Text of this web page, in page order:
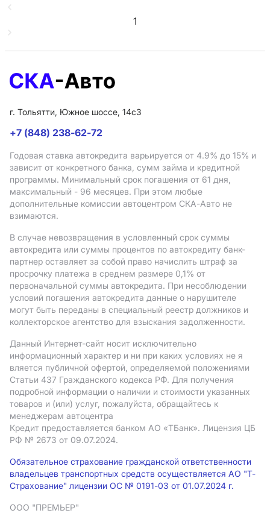
1
г. Тольятти, Южное шоссе, 14с3
+7 (848) 238-62-72
Годовая ставка автокредита варьируется от 4.9% до 15% и
зависит от конкретного банка, сумм займа и кредитной
программы. Минимальный срок погашения от 61 дня,
максимальный - 96 месяцев. При этом любые
дополнительные комиссии автоцентром СКА-Авто не
взимаются.
В случае невозвращения в условленный срок суммы
автокредита или суммы процентов по автокредиту банк-
партнер оставляет за собой право начислить штраф за
просрочку платежа в среднем размере 0,1% от
первоначальной суммы автокредита. При несоблюдении
условий погашения автокредита данные о нарушителе
могут быть переданы в специальный реестр должников и
коллекторское агентство для взыскания задолженности.
Данный Интернет-сайт носит исключительно
информационный характер и ни при каких условиях не я
вляется публичной офертой, определяемой положениями
Статьи 437 Гражданского кодекса РФ. Для получения
подробной информации о наличии и стоимости указанных
товаров и (или) услуг, пожалуйста, обращайтесь к
менеджерам автоцентра
Кредит предоставляется банком АO «ТБанк». Лицензия ЦБ
РФ № 2673 от 09.07.2024.
Обязательное страхование гражданской ответственности
владельцев транспортных средств осуществляется АО "Т-
Страхование" лицензии ОС № 0191-03 от 01.07.2024 г.
ООО "ПРЕМЬЕР"